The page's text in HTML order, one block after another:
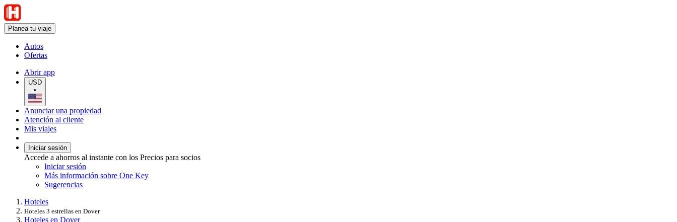
Planea tu viaje
Autos
Ofertas
Abrir app
USD
•
Anunciar una propiedad
Atención al cliente
Mis viajes
Iniciar sesión
Accede a ahorros al instante con los Precios para socios
Iniciar sesión
Más información sobre One Key
Sugerencias
Hoteles
Hoteles 3 estrellas en Dover
Hoteles en Dover